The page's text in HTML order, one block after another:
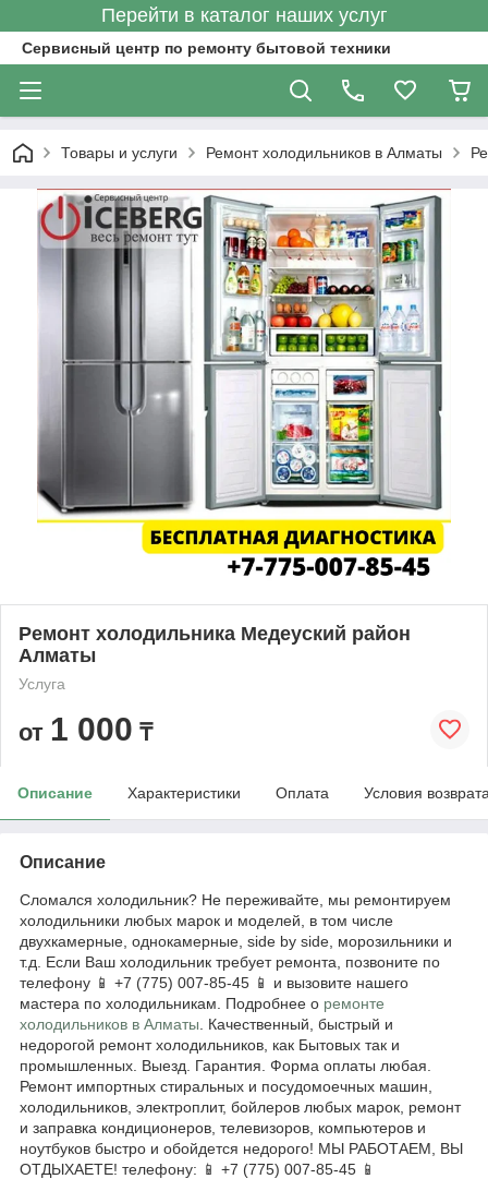
Перейти в каталог наших услуг
Сервисный центр по ремонту бытовой техники
Товары и услуги Ремонт холодильников в Алматы
Ремонт холодильника Медеуский район
Алматы
Услуга
от 1 000 ₸
Описание Характеристики Оплата Условия
Описание
Сломался холодильник? Не переживайте, мы ремонтируем
холодильники любых марок и моделей, в том числе
двухкамерные, однокамерные, side by side, морозильники и
т.д. Если Ваш холодильник требует ремонта, позвоните по
телефону 📱 +7 (775) 007-85-45 📱 и вызовите нашего
мастера по холодильникам. Подробнее о ремонте
холодильников в Алматы . Качественный, быстрый и
недорогой ремонт холодильников, как Бытовых так и
промышленных. Выезд. Гарантия. Форма оплаты любая.
Ремонт импортных стиральных и посудомоечных машин,
холодильников, электроплит, бойлеров любых марок, ремонт
и заправка кондиционеров, телевизоров, компьютеров и
ноутбуков быстро и обойдется недорого! МЫ РАБОТАЕМ, ВЫ
ОТДЫХАЕТЕ! телефону: 📱 +7 (775) 007-85-45 📱